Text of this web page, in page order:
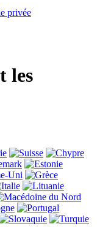
privée
les